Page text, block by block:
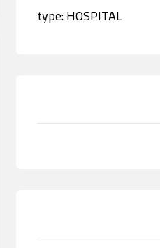
type: HOSPITAL